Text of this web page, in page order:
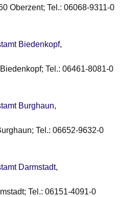
Oberzent; Tel.: 06068-9311-0
Biedenkopf
neuen Fenster ,
Tel.: 06461-8081-0
Burghaun,
Tel.: 06652-9632-0
Darmstadt,
Tel.: 06151-4091-0